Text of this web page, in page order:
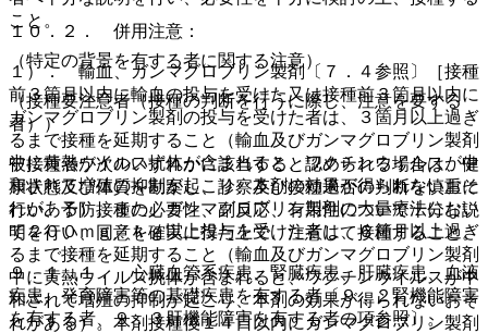
１０．２． 併用注意：
１）． 輸血、ガンマグロブリン製剤〔７．４参照〕［接種
前３箇月以内に輸血の投与を受けた又は接種前３箇月以内に
ガンマグロブリン製剤の投与を受けた者は、３箇月以上過ぎ
るまで接種を延期すること（輸血及びガンマグロブリン製剤
中に黄熱ウイルス抗体が含まれると、ワクチンウイルスが中
和されて増殖の抑制が起こり、本剤の効果が得られないおそ
れがある）。また、ガンマグロブリン製剤の大量療法におい
て２００ｍｇ／ｋｇ以上投与を受けた者は、６箇月以上過ぎ
るまで接種を延期すること（輸血及びガンマグロブリン製剤
中に黄熱ウイルス抗体が含まれると、ワクチンウイルスが中
和されて増殖の抑制が起こり、本剤の効果が得られないおそ
れがある）。本剤接種後１４日以内にガンマグロブリン製剤
こと。
（特定の背景を有する者に関する注意）
（接種要注意者（接種の判断を行うに際し、注意を要する
者））
被接種者が次のいずれかに該当すると認められる場合は、健
康状態及び体質を勘案し、診察及び接種適否の判断を慎重に
行い、予防接種の必要性、副反応、有用性について十分な説
明を行い、同意を確実に得た上で、注意して接種すること。
９．１．１． 心臓血管系疾患、腎臓疾患、肝臓疾患、血液
疾患、発育障害等の基礎疾患を有する者〔９．２腎機能障害
を有する者、９．３肝機能障害を有する者の項参照〕。